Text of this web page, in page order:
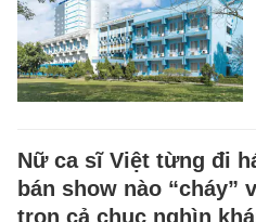
Nữ ca sĩ Việt từng đi
bán show nào “cháy”
trọn cả chục nghìn